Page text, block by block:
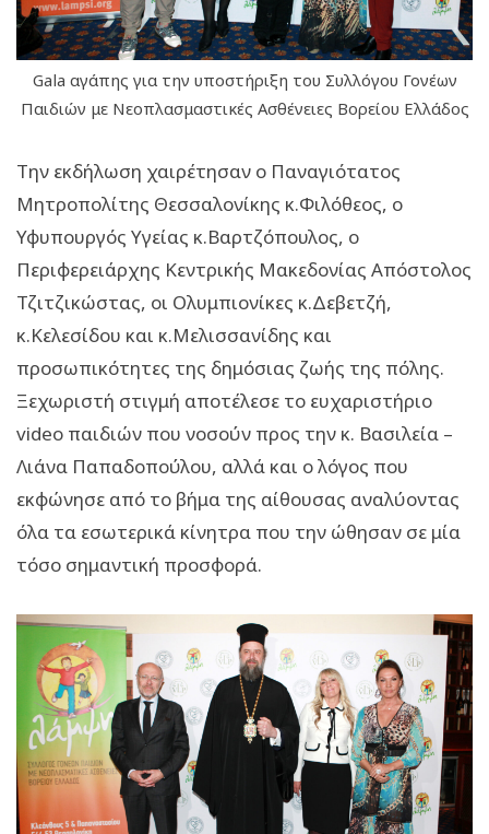
Gala αγάπης για την υποστήριξη του Συλλόγου Γονέων
Παιδιών με Νεοπλασμαστικές Ασθένειες Βορείου Ελλάδος
Την εκδήλωση χαιρέτησαν ο Παναγιότατος
Μητροπολίτης Θεσσαλονίκης κ.Φιλόθεος, ο
Υφυπουργός Υγείας κ.Βαρτζόπουλος, ο
Περιφερειάρχης Κεντρικής Μακεδονίας Απόστολος
Τζιτζικώστας, οι Ολυμπιονίκες κ.Δεβετζή,
κ.Κελεσίδου και κ.Μελισσανίδης και
προσωπικότητες της δημόσιας ζωής της πόλης.
Ξεχωριστή στιγμή αποτέλεσε το ευχαριστήριο
video παιδιών που νοσούν προς την κ. Βασιλεία –
Λιάνα Παπαδοπούλου, αλλά και ο λόγος που
εκφώνησε από το βήμα της αίθουσας αναλύοντας
όλα τα εσωτερικά κίνητρα που την ώθησαν σε μία
τόσο σημαντική προσφορά.